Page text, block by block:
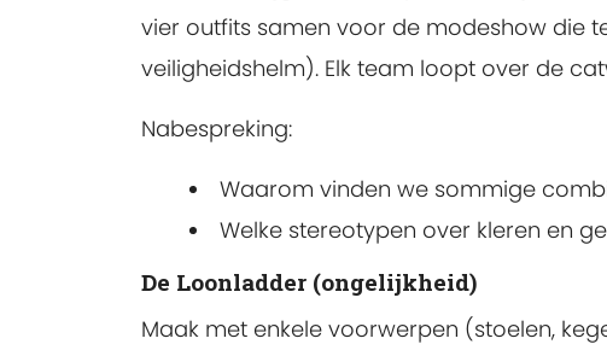
vier outfits samen voor de modeshow die
veiligheidshelm). Elk team loopt over de
Nabespreking:
Waarom vinden we sommige
Welke stereotypen over kleren en
De Loonladder (ongelijkheid)
Maak met enkele voorwerpen (stoelen,